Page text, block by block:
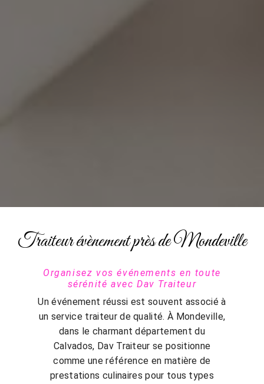
Traiteur évènement près de Mondeville
Organisez vos événements en toute
sérénité avec Dav Traiteur
Un événement réussi est souvent associé à
un service traiteur de qualité. À Mondeville,
dans le charmant département du
Calvados, Dav Traiteur se positionne
comme une référence en matière de
prestations culinaires pour tous types